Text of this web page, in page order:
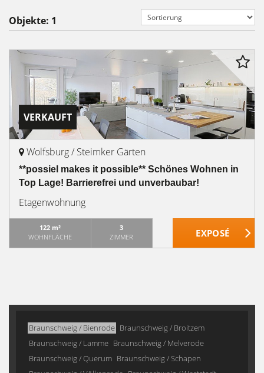
Objekte: 1
VERKAUFT
Wolfsburg / Steimker Gärten
**possiel makes it possible** Schönes Wohnen in
Top Lage! Barrierefrei und unverbaubar!
Etagenwohnung
122 m²
WOHNFLÄCHE
3
ZIMMER
Braunschweig / Bienrode Braunschweig / Broitzem
Braunschweig / Lamme Braunschweig / Melverode
Braunschweig / Querum Braunschweig / Schapen